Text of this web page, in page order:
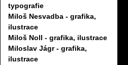
typografie
Miloš Nesvadba - grafika,
ilustrace
Miloš Noll - grafika, ilustrace
Miloslav Jágr - grafika,
ilustrace